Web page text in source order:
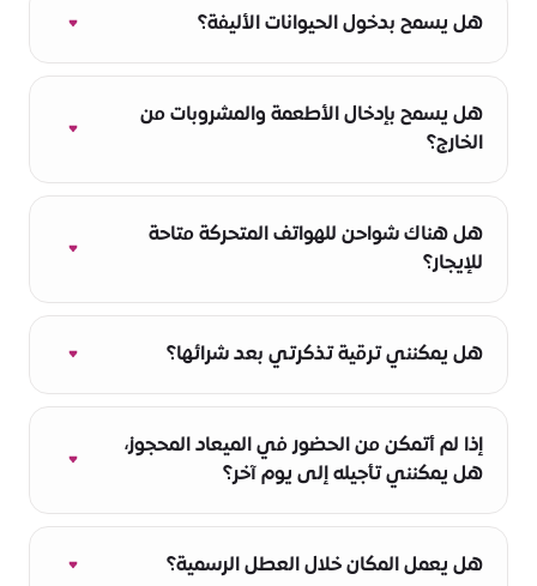
الاحتفاظ بإيصال الدفع لتقديمه لموظف الاستقبال.
هل يسمح بدخول الحيوانات الأليفة؟
لا، اصطحاب الحيوانات غير مسموح داخل المبنى.
هل يسمح بإدخال الأطعمة والمشروبات من
الخارج؟
نعم.
هل هناك شواحن للهواتف المتحركة متاحة
للإيجار؟
لا تتوفر لدينا شواحن، ولكن هناك الكثير من
المقابس الكهربائية التي يمكنك استخدامها لهذا
الغرض.
هل يمكنني ترقية تذكرتي بعد شرائها؟
يمكن تمديد تذكرة نصف اليوم إلى تذكرة يوم
كامل.
إذا لم أتمكن من الحضور في الميعاد المحجوز،
هل يمكنني تأجيله إلى يوم آخر؟
يمكن إلغاء الحجوزات أو تحديد مواعيد جديدة لها
قبل 3 ساعات من موعد الحجز.
هل يعمل المكان خلال العطل الرسمية؟